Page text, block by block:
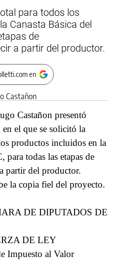
para todos los
Canasta Básica del
de
a partir del productor.
en
Castañon presentó
el que se solicitó la
productos incluidos en la
para todas las etapas de
partir del productor.
la copia fiel del proyecto.
DE DIPUTADOS DE
DE LEY
Impuesto al Valor